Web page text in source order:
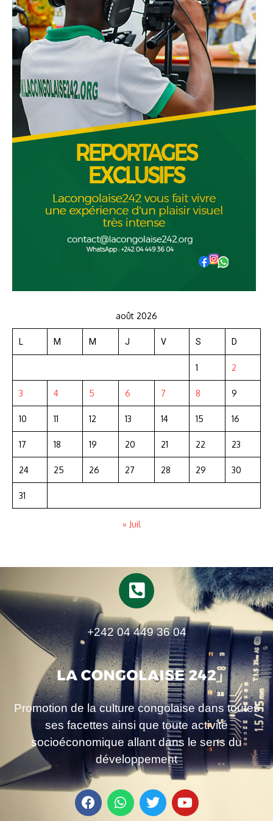
août 2026
L M M J V S D
1 2
3 4 5 6 7 8 9
10 11 12 13 14 15 16
17 18 19 20 21 22 23
24 25 26 27 28 29 30
31
« Juil
+242 04 449 36 04
Promotion de la culture congolaise dans toutes
ses facettes ainsi que toute activité
socioéconomique allant dans le sens du
développement